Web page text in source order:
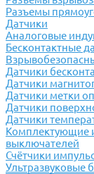
Разъемы
Датчики
Аналоговые
Бесконтактные
Датчики
Датчики
Датчики метки
Датчики
Датчики
Комплектующие
выключателей
Счётчики
Ультразвуковые